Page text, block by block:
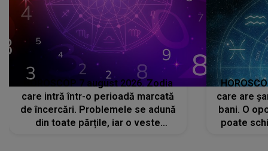
HOROSCOP 7 august 2026. Zodia
care intră într-o perioadă marcată
de încercări. Problemele se adună
din toate părțile, iar o veste
care are
bani. O
poate